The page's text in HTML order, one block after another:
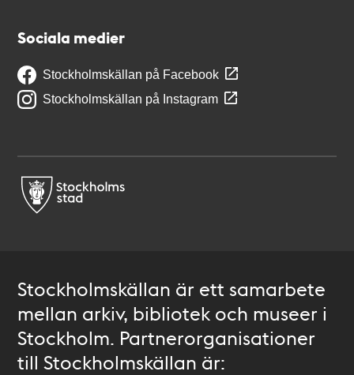
Sociala medier
Stockholmskällan på Facebook
Stockholmskällan på Instagram
Stockholmskällan är ett samarbete
mellan arkiv, bibliotek och museer i
Stockholm. Partnerorganisationer
till Stockholmskällan är: